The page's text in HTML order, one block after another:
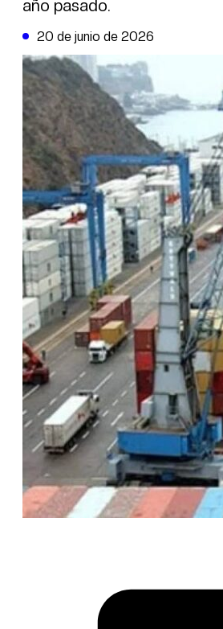
año pasado.
20 de junio de 2026